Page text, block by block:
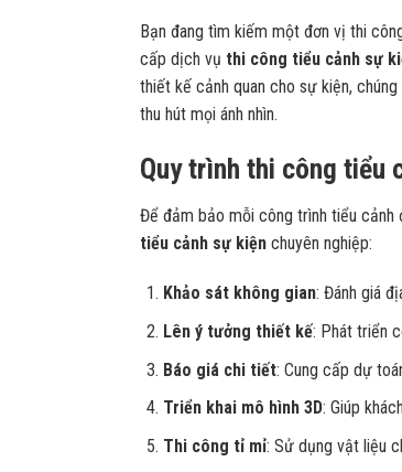
Bạn đang tìm kiếm một đơn vị thi
cấp dịch vụ thi công tiểu cảnh sự
thiết kế cảnh quan cho sự kiện,
thu hút mọi ánh nhìn.
Quy trình thi công tiểu
Để đảm bảo mỗi công trình tiểu cảnh
tiểu cảnh sự kiện chuyên nghiệp:
Khảo sát không gian: Đánh giá
Lên ý tưởng thiết kế: Phát triển
Báo giá chi tiết: Cung cấp dự
Triển khai mô hình 3D: Giúp
Thi công tỉ mỉ: Sử dụng vật liệu